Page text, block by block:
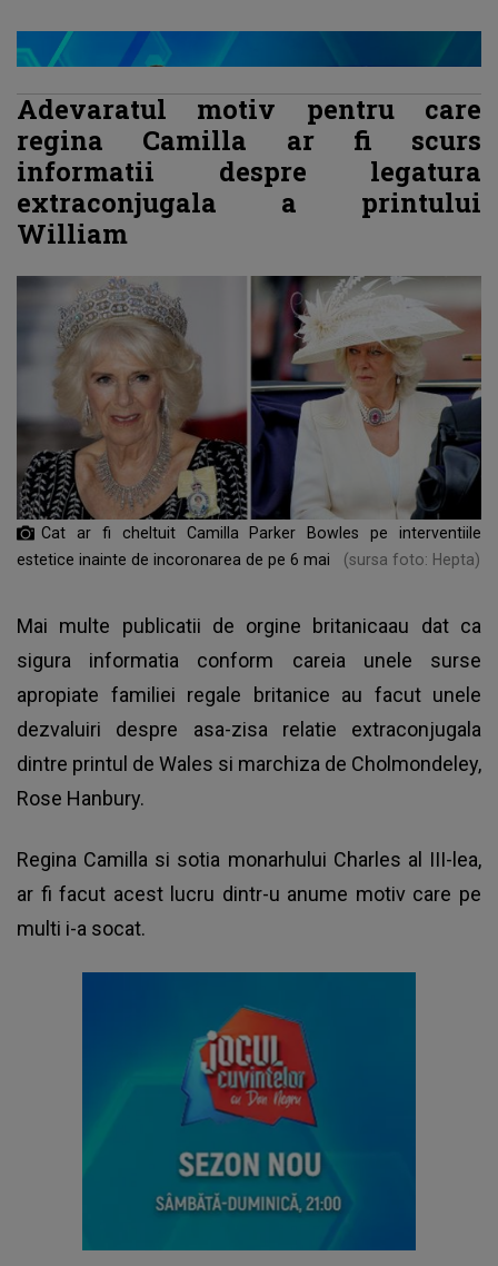
Adevaratul motiv pentru care
regina Camilla ar fi scurs
informatii despre legatura
extraconjugala a printului
William
Cat ar fi cheltuit Camilla Parker Bowles pe interventiile
estetice inainte de incoronarea de pe 6 mai
(sursa foto: Hepta)
Mai multe publicatii de orgine britanicaau dat ca
sigura informatia conform careia unele surse
apropiate familiei regale britanice au facut unele
dezvaluiri despre asa-zisa relatie extraconjugala
dintre printul de Wales si marchiza de Cholmondeley,
Rose Hanbury.
Regina Camilla si sotia monarhului Charles al III-lea,
ar fi facut acest lucru dintr-u anume motiv care pe
multi i-a socat.